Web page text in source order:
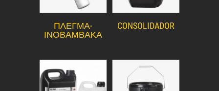
ΠΛΕΓΜΑ-
ΙΝΟΒΑΜΒΑΚΑ
CONSOLIDADOR